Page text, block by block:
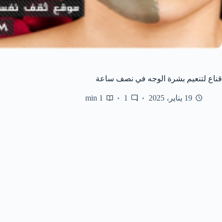
قناع لتنعيم بشرة الوجه في نصف ساعة
19 يناير، 2025 1
1 min